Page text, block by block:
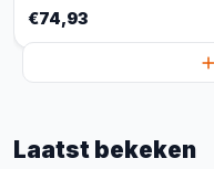
€74,93
Laatst bekeken